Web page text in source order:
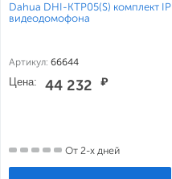
Dahua DHI-KTP05(S) комплект IP
видеодомофона
Артикул: 66644
Цена: 44 232 ₽
От 2-х дней